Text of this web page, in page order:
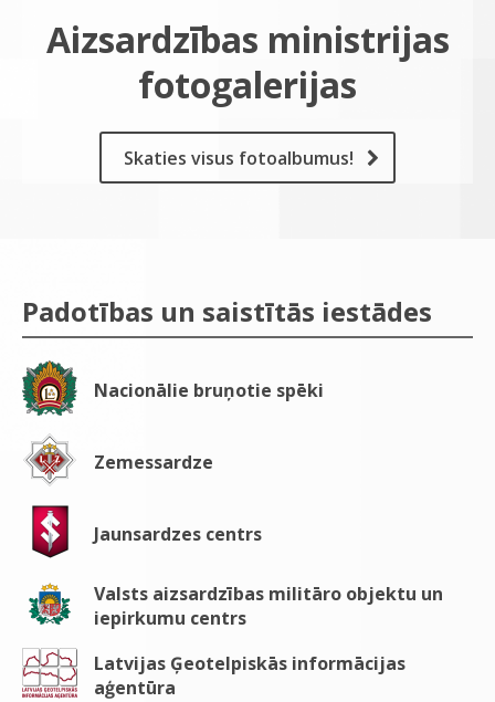
Aizsardzības ministrijas
fotogalerijas
Skaties visus fotoalbumus!
Padotības un saistītās iestādes
Nacionālie bruņotie spēki
Zemessardze
Jaunsardzes centrs
Valsts aizsardzības militāro objektu un
iepirkumu centrs
Latvijas Ģeotelpiskās informācijas
aģentūra